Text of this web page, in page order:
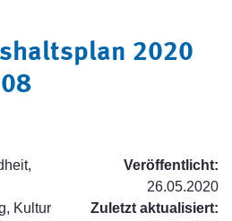
2020
Kultur
Veröffentlicht:
26.05.2020
Zuletzt aktualisiert: